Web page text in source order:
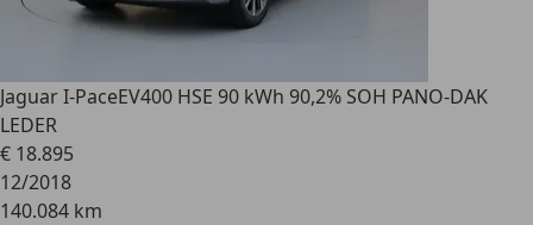
Jaguar I-PaceEV400 HSE 90 kWh 90,2% SOH PANO-DAK
LEDER
€ 18.895
12/2018
140.084 km